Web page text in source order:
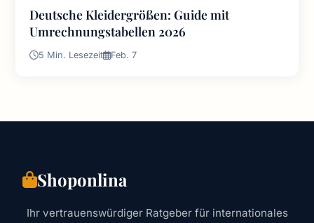
Deutsche Kleidergrößen: Guide mit
Umrechnungstabellen 2026
5 Min. Lesezeit Feb. 7
Shoponlina
Ihr vertrauenswürdiger Ratgeber für internationales